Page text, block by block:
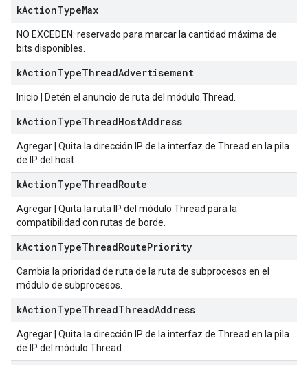
kActionTypeMax
NO EXCEDEN: reservado para marcar la cantidad máxima de
bits disponibles.
kActionTypeThreadAdvertisement
Inicio | Detén el anuncio de ruta del módulo Thread.
kActionTypeThreadHostAddress
Agregar | Quita la dirección IP de la interfaz de Thread en la pila
de IP del host.
kActionTypeThreadRoute
Agregar | Quita la ruta IP del módulo Thread para la
compatibilidad con rutas de borde.
kActionTypeThreadRoutePriority
Cambia la prioridad de ruta de la ruta de subprocesos en el
módulo de subprocesos.
kActionTypeThreadThreadAddress
Agregar | Quita la dirección IP de la interfaz de Thread en la pila
de IP del módulo Thread.